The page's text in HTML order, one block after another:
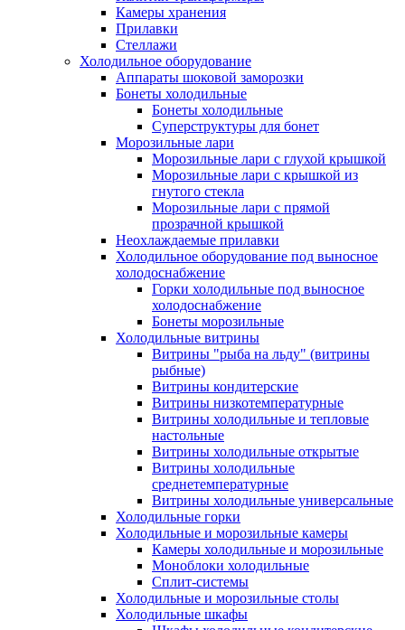
Камеры хранения
Прилавки
Стеллажи
Холодильное оборудование
Аппараты шоковой заморозки
Бонеты холодильные
Бонеты холодильные
Суперструктуры для бонет
Морозильные лари
Морозильные лари с глухой крышкой
Морозильные лари с крышкой из
гнутого стекла
Морозильные лари с прямой
прозрачной крышкой
Неохлаждаемые прилавки
Холодильное оборудование под выносное
холодоснабжение
Горки холодильные под выносное
холодоснабжение
Бонеты морозильные
Холодильные витрины
Витрины "рыба на льду" (витрины
рыбные)
Витрины кондитерские
Витрины низкотемпературные
Витрины холодильные и тепловые
настольные
Витрины холодильные открытые
Витрины холодильные
среднетемпературные
Витрины холодильные универсальные
Холодильные горки
Холодильные и морозильные камеры
Камеры холодильные и морозильные
Моноблоки холодильные
Сплит-системы
Холодильные и морозильные столы
Холодильные шкафы